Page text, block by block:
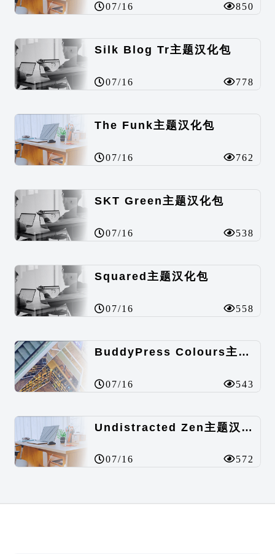
07/16 850
Silk Blog Tr主题汉化包
07/16 778
The Funk主题汉化包
07/16 762
SKT Green主题汉化包
07/16 538
Squared主题汉化包
07/16 558
BuddyPress Colours主题汉化包
07/16 543
Undistracted Zen主题汉化包
07/16 572